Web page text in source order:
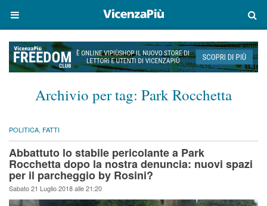
Archivio per tag: Park Rocchetta
POLITICA, FATTI
Abbattuto lo stabile pericolante a Park
Rocchetta dopo la nostra denuncia: nuovi spazi
per il parcheggio by Rosini?
Sabato 21 Luglio 2018 alle 21:20